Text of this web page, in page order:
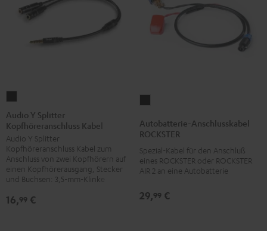
Y
Splitter
Kopfhöreranschluss
Kabel
Schwarz
Audio Y Splitter
Kopfhöreranschluss Kabel
Audio Y Splitter
Kopfhöreranschluss Kabel zum
Anschluss von zwei Kopfhörern auf
einen Kopfhörerausgang, Stecker
und Buchsen: 3,5-mm-Klinke
16,99 €
ROCKSTER
Autobatterie-Anschlusskabel
ROCKSTER
Spezial-Kabel für den Anschluß
eines ROCKSTER oder ROCKSTER
AIR 2 an eine Autobatterie
29,99 €